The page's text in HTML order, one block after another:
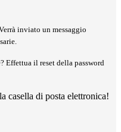
inviato un messaggio
Effettua il reset della password
casella di posta elettronica!